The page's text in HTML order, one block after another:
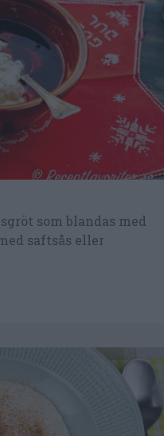
som blandas med
saftsås eller